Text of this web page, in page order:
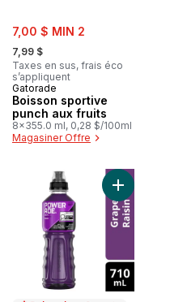
sale:
7,00 $ MIN 2
, formerly:
7,99 $
Taxes en sus, frais éco
s’appliquent
Gatorade
Boisson sportive
punch aux fruits
8x355.0 ml, 0,28 $/100ml
Magasiner Offre
Strawberry Dreams au panier
Ajouter